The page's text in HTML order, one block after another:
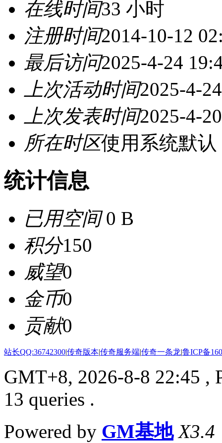
在线时间33 小时
注册时间2014-10-12
最后访问2025-4-24
上次活动时间2025-4-
上次发表时间2025-4-
所在时区使用系统默认
统计信息
已用空间0 B
积分150
威望0
金币0
贡献0
站长QQ:36742300|传奇版本|传奇服务端|传奇一条龙|鲁ICP备
GMT+8, 2026-8-8 22:45 ,
13 queries .
Powered by GM基地 X3.4